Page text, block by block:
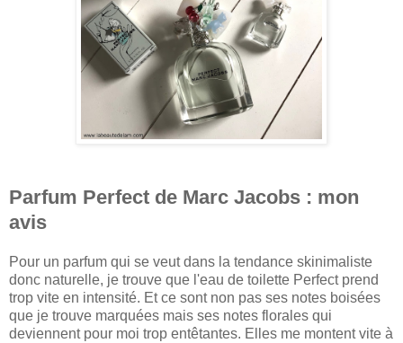
Parfum Perfect de Marc Jacobs : mon
avis
Pour un parfum qui se veut dans la tendance skinimaliste
donc naturelle, je trouve que l'eau de toilette Perfect prend
trop vite en intensité. Et ce sont non pas ses notes boisées
que je trouve marquées mais ses notes florales qui
deviennent pour moi trop entêtantes. Elles me montent vite à